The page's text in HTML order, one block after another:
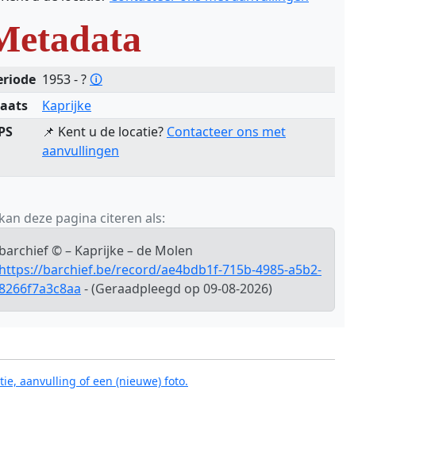
1953 - ?🛈
Kaprijke
📌 Kent u de locatie? Contacteer ons met
aanvullingen
deze pagina citeren als:
barchief © – Kaprijke – de Molen
https://barchief.be/record/ae4bdb1f-715b-4985-a5b2-
- (Geraadpleegd op 09-08-2026)
aanvulling of een (nieuwe) foto.